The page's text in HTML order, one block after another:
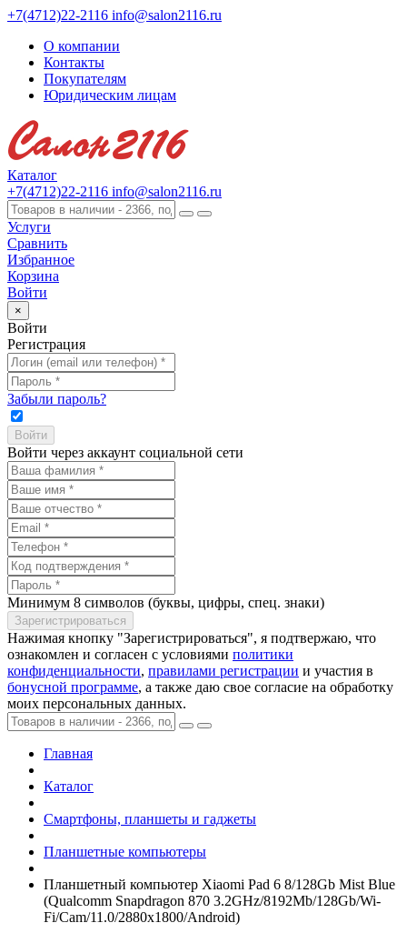
+7(4712)22-2116 info@salon2116.ru
О компании
Контакты
Покупателям
Юридическим лицам
Каталог
+7(4712)22-2116 info@salon2116.ru
Услуги
Сравнить
Избранное
Корзина
Войти
×
Войти
Регистрация
Забыли пароль?
Войти через аккаунт социальной сети
Минимум 8 символов (буквы, цифры, спец. знаки)
Нажимая кнопку "Зарегистрироваться", я подтвержаю, что
ознакомлен и согласен с условиями политики
конфиденциальности, правилами регистрации и участия в
бонусной программе, а также даю свое согласие на обработку
моих персональных данных.
Главная
Каталог
Смартфоны, планшеты и гаджеты
Планшетные компьютеры
Планшетный компьютер Xiaomi Pad 6 8/­128Gb Mist Blue
(Qualcomm Snapdragon 870 3.2GHz/­8192Mb/­128Gb/­Wi-
Fi/­Cam/­11.0/­2880x1800/­Android)